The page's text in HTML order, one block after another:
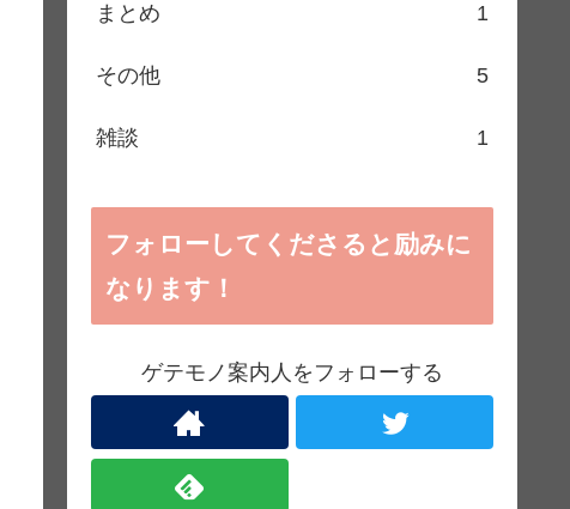
まとめ 1
その他 5
雑談 1
フォローしてくださると励みに
なります！
ゲテモノ案内人をフォローする